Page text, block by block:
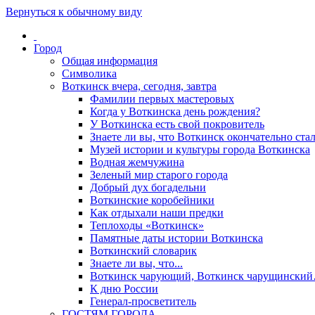
Вернуться к обычному виду
Город
Общая информация
Символика
Воткинск вчера, сегодня, завтра
Фамилии первых мастеровых
Когда у Воткинска день рождения?
У Воткинска есть свой покровитель
Знаете ли вы, что Воткинск окончательно
Музей истории и культуры города Воткинска
Водная жемчужина
Зеленый мир старого города
Добрый дух богадельни
Воткинские коробейники
Как отдыхали наши предки
Теплоходы «Воткинск»
Памятные даты истории Воткинска
Воткинский словарик
Знаете ли вы, что...
Воткинск чарующий, Воткинск
К дню России
Генерал-просветитель